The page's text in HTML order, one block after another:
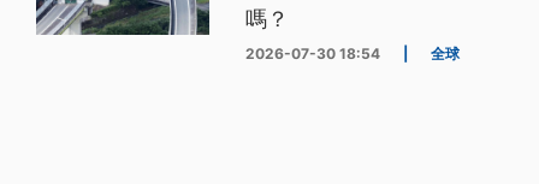
嗎？
2026-07-30 18:54 全球